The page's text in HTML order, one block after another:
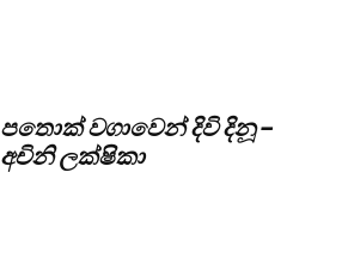
පතොක් වගාවෙන් දිවි දිනූ –
අචිනි ලක්ෂිකා